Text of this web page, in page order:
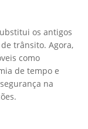
os antigos
trânsito. Agora,
como
de tempo e
na